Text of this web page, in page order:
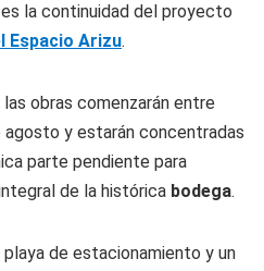
la continuidad del proyecto
Espacio Arizu.
obras comenzarán entre
agosto y estarán concentradas
parte pendiente para
de la histórica bodega.
de estacionamiento y un